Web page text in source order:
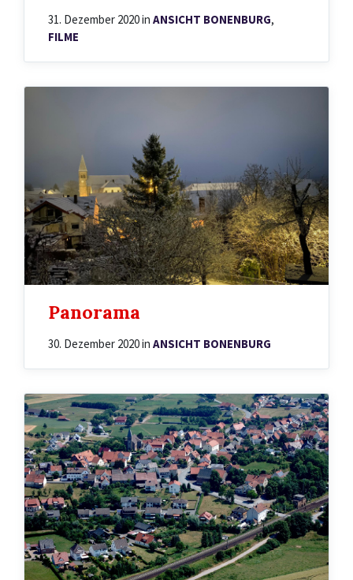
31. Dezember 2020in ANSICHT BONENBURG,
FILME
Panorama
30. Dezember 2020in ANSICHT BONENBURG